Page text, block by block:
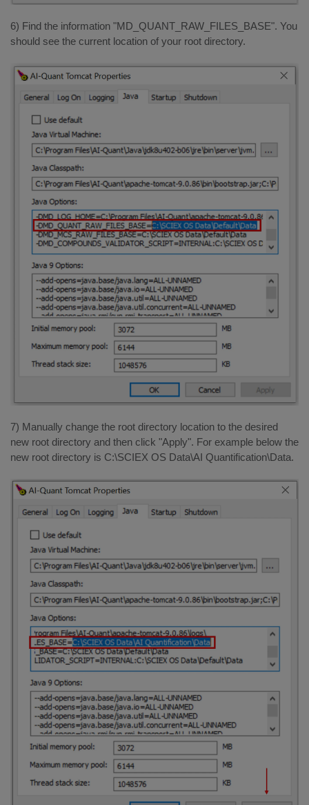
6) Find the information "MD_QUANT_RAW_FILES_BASE". You
should see the current location of your root directory.
7) Manually change the root directory location to the desired
new root directory and then click "Apply". For example below the
new root directory is C:\SCIEX OS Data\AI Quantification\Data.